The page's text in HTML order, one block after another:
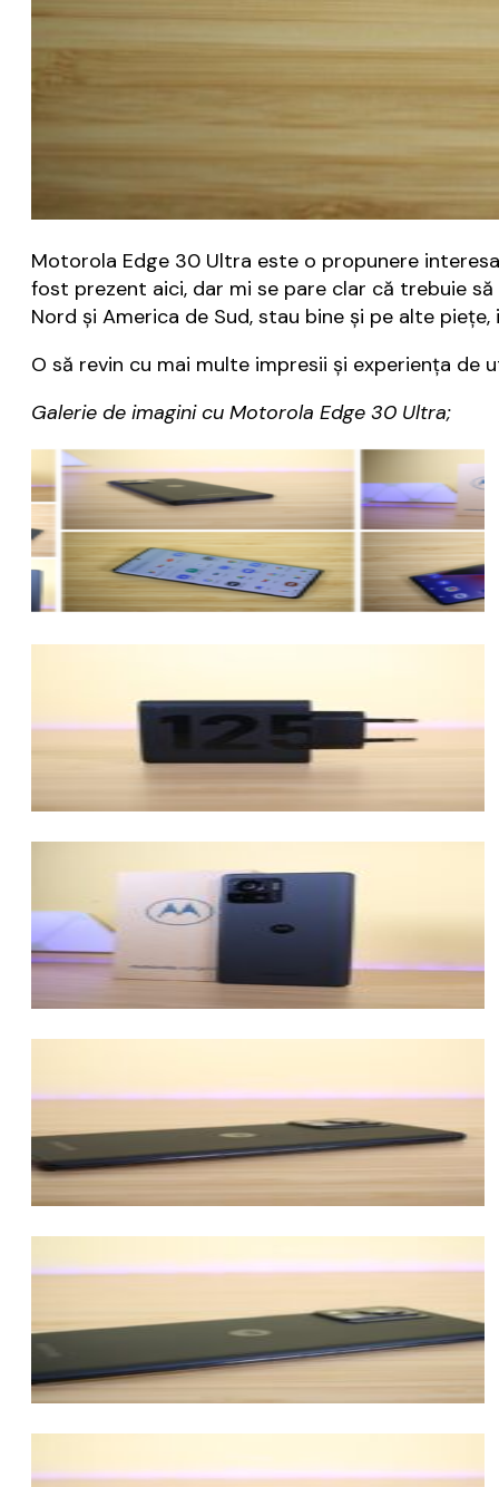
Motorola Edge 30 Ultra este o propunere
fost prezent aici, dar mi se pare clar că trebuie
Nord și America de Sud, stau bine și pe alte
O să revin cu mai multe impresii și experiența de
Galerie de imagini cu Motorola Edge 30 Ultra;